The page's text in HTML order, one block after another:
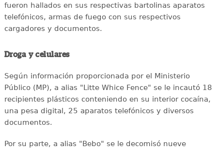
fueron hallados en sus respectivas bartolinas aparatos
telefónicos, armas de fuego con sus respectivos
cargadores y documentos.
Droga y celulares
Según información proporcionada por el Ministerio
Público (MP), a alias "Litte Whice Fence" se le incautó 18
recipientes plásticos conteniendo en su interior cocaína,
una pesa digital, 25 aparatos telefónicos y diversos
documentos.
Por su parte, a alias "Bebo" se le decomisó nueve